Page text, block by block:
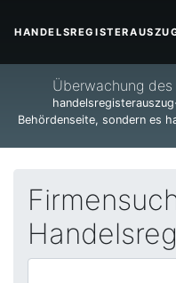
Überwachung
Behördenseite, sondern es